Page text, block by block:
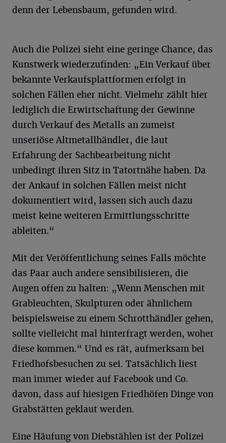
denn der Lebensbaum, gefunden wird.
Auch die Polizei sieht eine geringe Chance, das
Kunstwerk wiederzufinden: „Ein Verkauf über
bekannte Verkaufsplattformen erfolgt in
solchen Fällen eher nicht. Vielmehr zählt hier
lediglich die Erwirtschaftung der Gewinne
durch Verkauf des Metalls an zumeist
unseriöse Altmetallhändler, die laut
Erfahrung der Sachbearbeitung nicht
unbedingt ihren Sitz in Tatortnähe haben. Da
der Ankauf in solchen Fällen meist nicht
dokumentiert wird, lassen sich auch dazu
meist keine weiteren Ermittlungsschritte
ableiten.“
Mit der Veröffentlichung seines Falls möchte
das Paar auch andere sensibilisieren, die
Augen offen zu halten: „Wenn Menschen mit
Grableuchten, Skulpturen oder ähnlichem
beispielsweise zu einem Schrotthändler gehen,
sollte vielleicht mal hinterfragt werden, woher
diese kommen.“ Und es rät, aufmerksam bei
Friedhofsbesuchen zu sei. Tatsächlich liest
man immer wieder auf Facebook und Co.
davon, dass auf hiesigen Friedhöfen Dinge von
Grabstätten geklaut werden.
Eine Häufung von Diebstählen ist der Polizei